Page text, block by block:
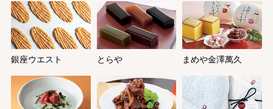
銀座ウエスト とらや まめや金澤萬久